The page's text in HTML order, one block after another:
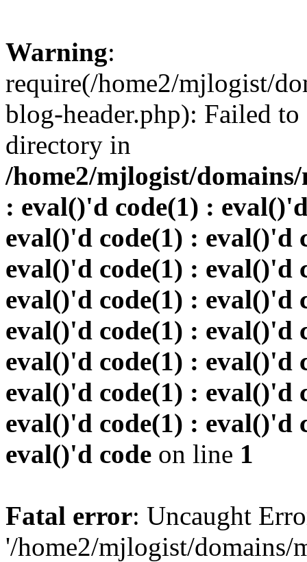
Warning:
require(/home2/mjlogist/
blog-header.php): Failed
directory in
/home2/mjlogist/
: eval()'d code(1) :
eval()'d code(1) : eval()'d
eval()'d code(1) : eval()'d
eval()'d code(1) : eval()'d
eval()'d code(1) : eval()'d
eval()'d code(1) : eval()'d
eval()'d code(1) : eval()'d
eval()'d code(1) : eval()'d
eval()'d code on line 1
Fatal error: Uncaught
'/home2/mjlogist/